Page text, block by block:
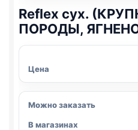
Reflex сух.
ПОРОДЫ,
Цена
Можно заказать
В магазинах